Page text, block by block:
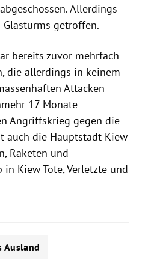
Allerdings
Glasturms getroffen.
bereits zuvor mehrfach
die allerdings in keinem
Attacken
17 Monate
Angriffskrieg gegen die
auch die Hauptstadt Kiew
Raketen und
Kiew Tote, Verletzte und
Ausland